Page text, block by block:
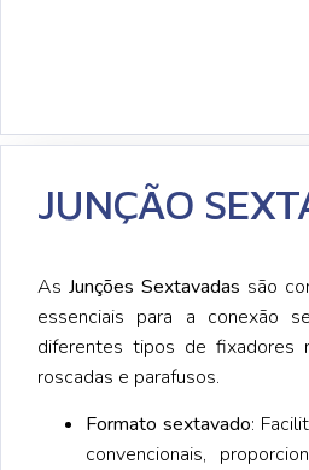
JUNÇÃO
As Junções Sextavadas são
essenciais para a conexão
diferentes tipos de fixadores
roscadas e parafusos.
Formato sextavado:
convencionais,